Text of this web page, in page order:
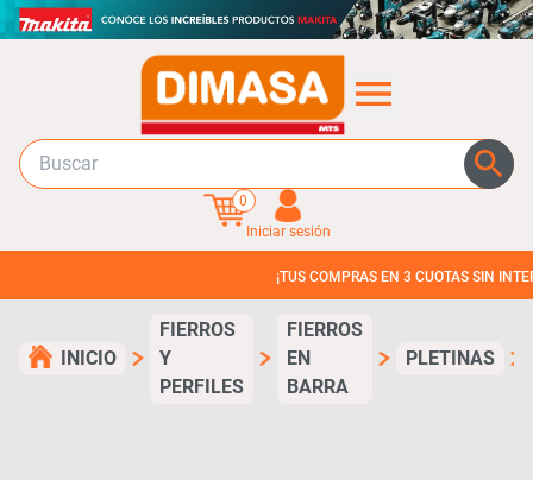
0
Iniciar sesión
¡TUS COMPRAS EN 3 CUOTAS SIN INTERES!
INICIO
FIERROS
Y
PERFILES
FIERROS
EN
BARRA
PLETINAS